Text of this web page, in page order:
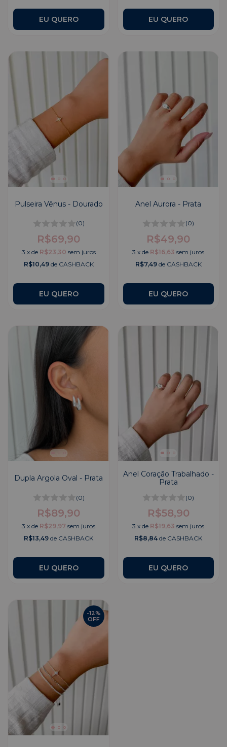
Pulseira Vênus - Dourado
(0)
R$69,90
3 x de R$23,30 sem juros
R$10,49de CASHBACK
Anel Aurora - Prata
(0)
R$49,90
3 xde R$16,63 sem juros
R$7,49de CASHBACK
Dupla Argola Oval - Prata
(0)
R$89,90
3 xde R$29,97 sem juros
R$13,49 de CASHBACK
Anel Coração Trabalhado -
Prata
(0)
R$58,90
3 xde R$19,63 sem juros
R$8,84 de CASHBACK
EU QUERO
-12%
OFF